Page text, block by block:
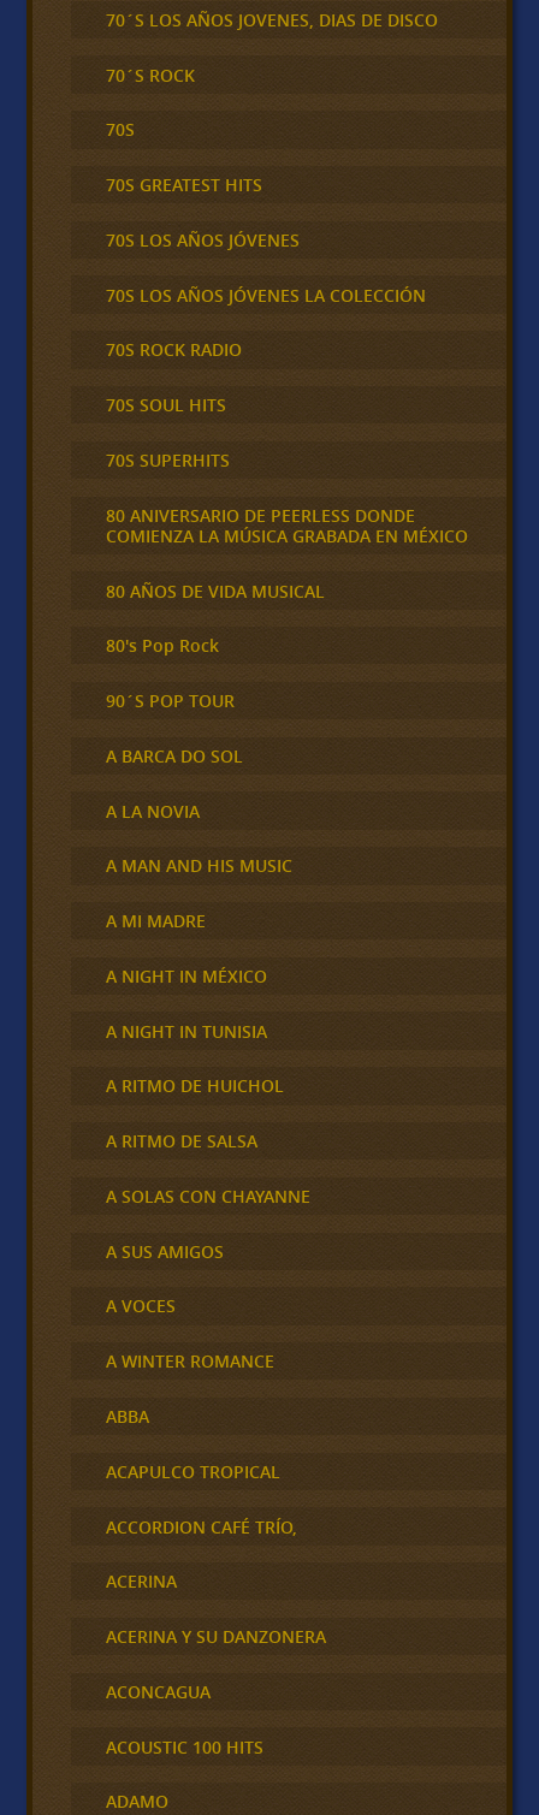
70´S LOS AÑOS JOVENES, DIAS DE DISCO
70´S ROCK
70S
70S GREATEST HITS
70S LOS AÑOS JÓVENES
70S LOS AÑOS JÓVENES LA COLECCIÓN
70S ROCK RADIO
70S SOUL HITS
70S SUPERHITS
80 ANIVERSARIO DE PEERLESS DONDE
COMIENZA LA MÚSICA GRABADA EN MÉXICO
80 AÑOS DE VIDA MUSICAL
80's Pop Rock
90´S POP TOUR
A BARCA DO SOL
A LA NOVIA
A MAN AND HIS MUSIC
A MI MADRE
A NIGHT IN MÉXICO
A NIGHT IN TUNISIA
A RITMO DE HUICHOL
A RITMO DE SALSA
A SOLAS CON CHAYANNE
A SUS AMIGOS
A VOCES
A WINTER ROMANCE
ABBA
ACAPULCO TROPICAL
ACCORDION CAFÉ TRÍO,
ACERINA
ACERINA Y SU DANZONERA
ACONCAGUA
ACOUSTIC 100 HITS
ADAMO